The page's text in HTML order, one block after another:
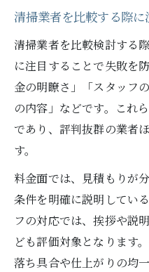
清掃業者を比較する際
清掃業者を比較検討する
に注目することで失敗を
金の明瞭さ」「スタッフ
の内容」などです。これ
であり、評判抜群の業者
す。
料金面では、見積もりが
条件を明確に説明してい
フの対応では、挨拶や説
ども評価対象となります
落ち具合や仕上がりの均